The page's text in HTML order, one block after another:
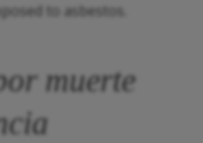
to asbestos.
muerte